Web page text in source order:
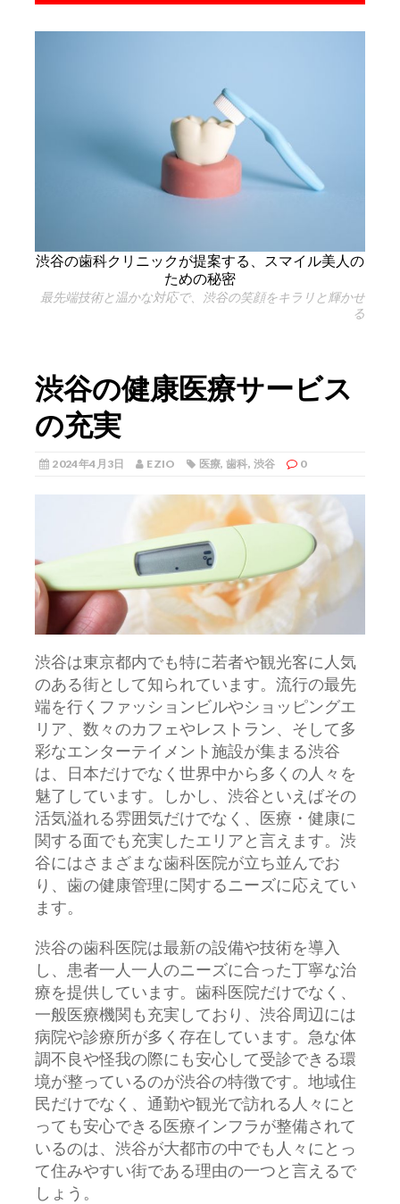
渋谷の歯科クリニックが提案する、スマイル美人の
ための秘密
最先端技術と温かな対応で、渋谷の笑顔をキラリと輝かせ
る
渋谷の健康医療サービス
の充実
2024年4月3日 EZIO 医療,歯科, 渋谷 0
渋谷は東京都内でも特に若者や観光客に人気
のある街として知られています。 流行の最先
端を行くファッションビルやショッピングエ
リア、数々のカフェやレストラン、そして多
彩なエンターテイメント施設が集まる渋谷
は、日本だけでなく世界中から多くの人々を
魅了しています。しかし、渋谷といえばその
活気溢れる雰囲気だけでなく、医療・健康に
関する面でも充実したエリアと言えます。渋
谷にはさまざまな歯科医院が立ち並んでお
り、歯の健康管理に関するニーズに応えてい
ます。
渋谷の歯科医院は最新の設備や技術を導入
し、患者一人一人のニーズに合った丁寧な治
療を提供しています。歯科医院だけでなく、
一般医療機関も充実しており、渋谷周辺には
病院や診療所が多く存在しています。急な体
調不良や怪我の際にも安心して受診できる環
境が整っているのが渋谷の特徴です。地域住
民だけでなく、通勤や観光で訪れる人々にと
っても安心できる医療インフラが整備されて
いるのは、渋谷が大都市の中でも人々にとっ
て住みやすい街である理由の一つと言えるで
しょう。